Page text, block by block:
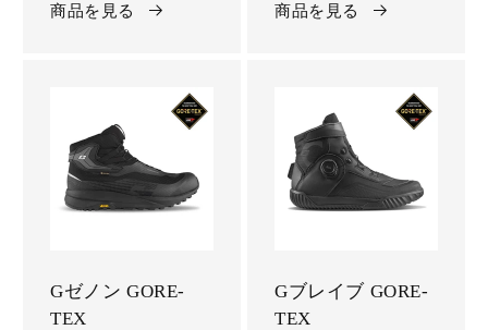
商品を見る 商品を見る
Gゼノン GORE-
TEX
Gブレイブ GORE-
TEX